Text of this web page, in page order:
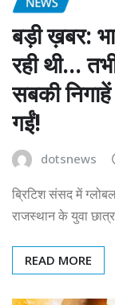
बड़ी ख़बर:
रही थी…
सबकी
गईं!
dotsnews
ब्रिटिश संसद में
राजस्थान के युवा
READ MORE